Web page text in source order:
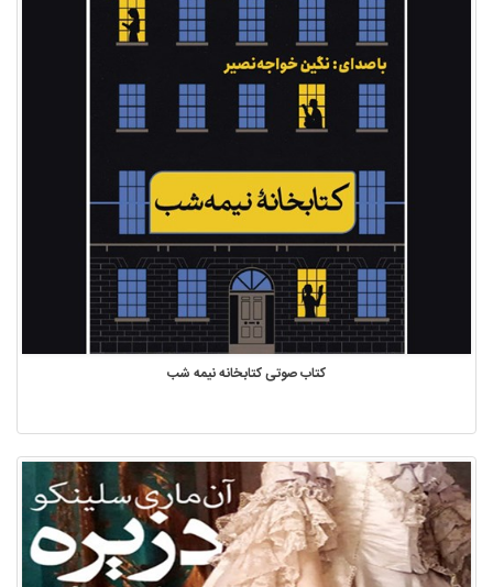
کتاب صوتی کتابخانه نیمه شب